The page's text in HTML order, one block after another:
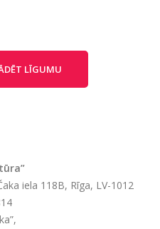
LĪGUMU
iela 118B, Rīga, LV-1012